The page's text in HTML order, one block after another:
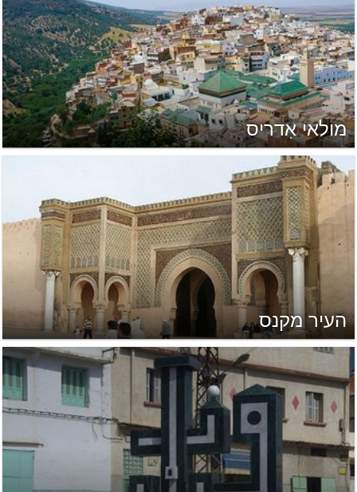
מולאי אִדריס
העיר מקנס